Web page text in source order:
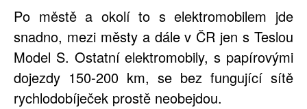
Po městě a okolí to s elektromobilem jde
snadno, mezi městy a dále v ČR jen s Teslou
Model S. Ostatní elektromobily, s papírovými
dojezdy 150-200 km, se bez fungující sítě
rychlodobíječek prostě neobejdou.